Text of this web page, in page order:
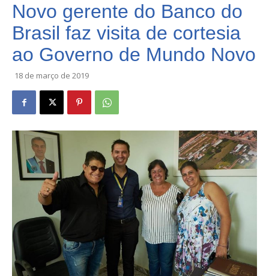
Novo gerente do Banco do
Brasil faz visita de cortesia
ao Governo de Mundo Novo
18 de março de 2019